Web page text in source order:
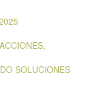
SOLUCIONES